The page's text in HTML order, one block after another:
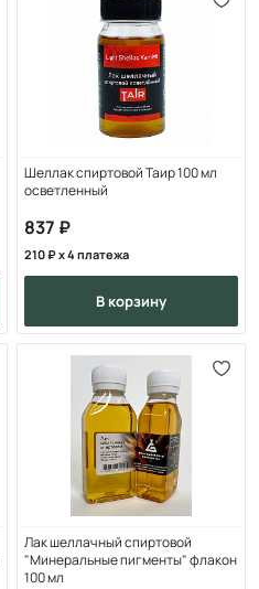
Шеллак спиртовой Таир 100 мл
осветленный
837
210 x 4 платежа
в корзину
Лак шеллачный спиртовой
"Минеральные пигменты" флакон
100 мл